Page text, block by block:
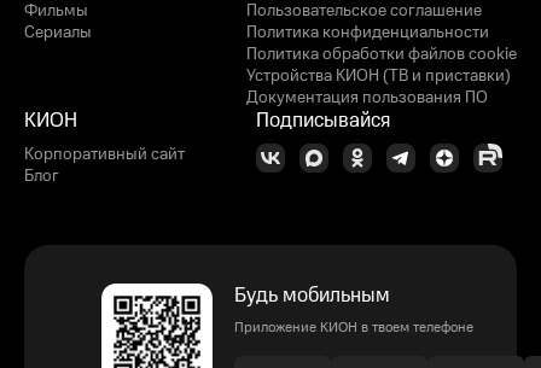
Фильмы
Сериалы
Пользовательское соглашение
Политика конфиденциальности
Политика обработки файлов cookie
Устройства КИОН (ТВ и приставки)
Документация пользования ПО
КИОН
Корпоративный сайт
Блог
Подписывайся
Будь мобильным
Приложение КИОН в твоем телефоне